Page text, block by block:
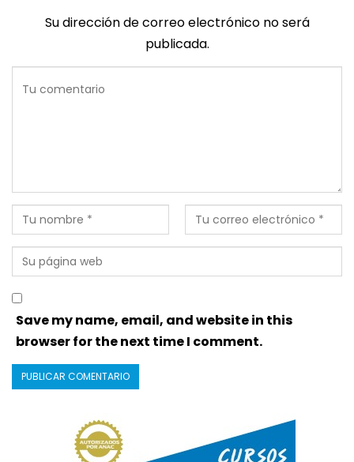
Su dirección de correo electrónico no será
publicada.
Save my name, email, and website in this
browser for the next time I comment.